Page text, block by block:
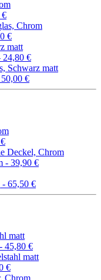
€
€
24,80 €
50,00 €
- 39,90 €
- 65,50 €
45,80 €
€